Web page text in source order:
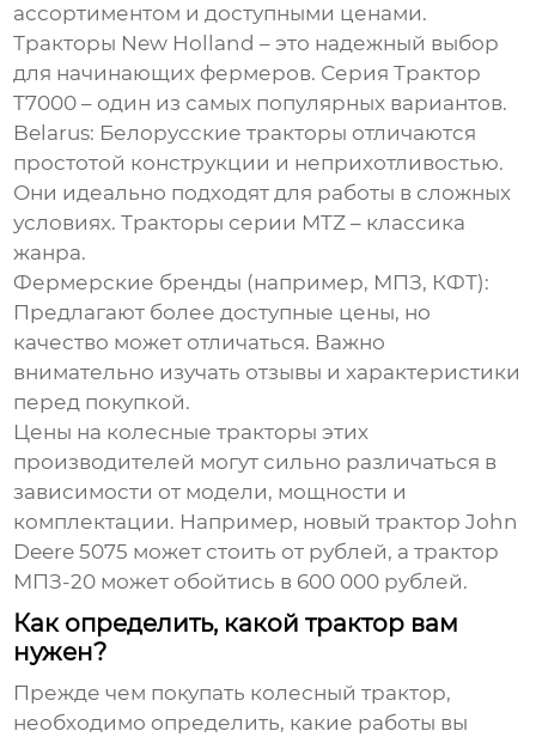
ассортиментом и доступными ценами.
Тракторы New Holland – это надежный выбор
для начинающих фермеров. Серия Tрактор
T7000 – один из самых популярных вариантов.
Belarus: Белорусские тракторы отличаются
простотой конструкции и неприхотливостью.
Они идеально подходят для работы в сложных
условиях. Тракторы серии MTZ – классика
жанра.
Фермерские бренды (например, МПЗ, КФТ):
Предлагают более доступные цены, но
качество может отличаться. Важно
внимательно изучать отзывы и характеристики
перед покупкой.
Цены на колесные тракторы этих
производителей могут сильно различаться в
зависимости от модели, мощности и
комплектации. Например, новый трактор John
Deere 5075 может стоить от рублей, а трактор
МПЗ-20 может обойтись в 600 000 рублей.
Как определить, какой трактор вам
нужен?
Прежде чем покупать колесный трактор,
необходимо определить, какие работы вы